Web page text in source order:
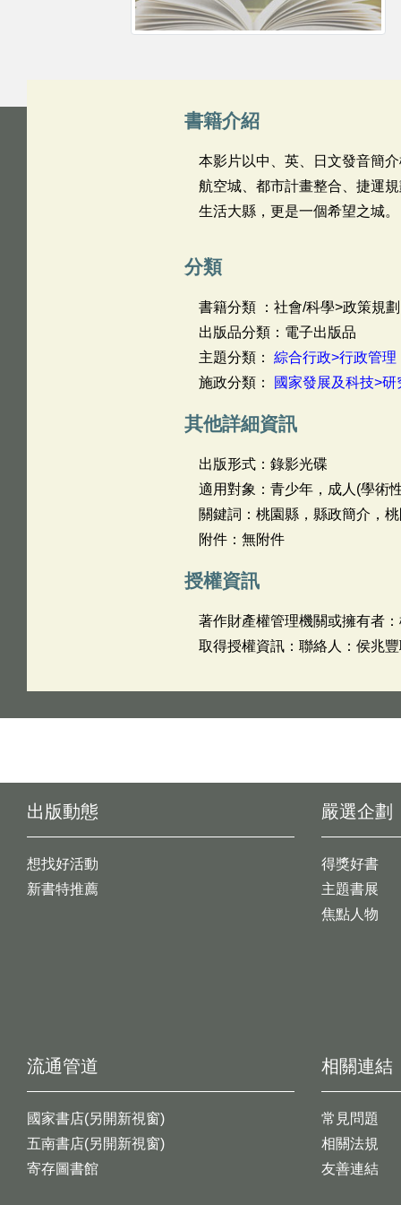
書籍介紹
本影片以中、英、日文發音簡
航空城、都市計畫整合、捷運
生活大縣，更是一個希望之城。
分類
書籍分類 ：社會/科學>政策規劃
出版品分類：電子出版品
主題分類： 綜合行政>行政管理
施政分類：
國家發展及科技>研
其他詳細資訊
出版形式：錄影光碟
適用對象：青少年，成人(學術
關鍵詞：桃園縣，縣政簡介，
附件：無附件
授權資訊
著作財產權管理機關或擁有者
取得授權資訊：聯絡人：侯兆
出版動態
想找好活動
新書特推薦
嚴選企劃
得獎好書
主題書展
焦點人物
流通管道
國家書店(另開新視窗)
五南書店(另開新視窗)
寄存圖書館
相關連結
常見問題
相關法規
友善連結